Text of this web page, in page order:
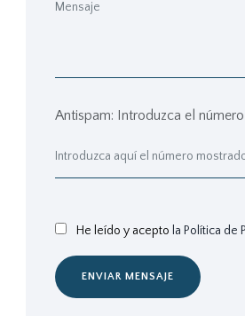
Antispam: Introduzca el número
He leído y acepto la Política de
ENVIAR MENSAJE